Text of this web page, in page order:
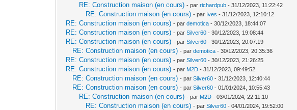
RE: Construction maison (en cours) - parrichardpub - 31/12/2023, 11:22:42
RE: Construction maison (en cours) - par Ives - 31/12/2023, 12:10:12
RE: Construction maison (en cours) - pardemotica - 30/12/2023, 18:44:07
RE: Construction maison (en cours) - parSilver60 - 30/12/2023, 19:08:44
RE: Construction maison (en cours) - parSilver60 - 30/12/2023, 20:07:19
RE: Construction maison (en cours) - pardemotica - 30/12/2023, 20:35:36
RE: Construction maison (en cours) - parSilver60 - 30/12/2023, 21:26:25
RE: Construction maison (en cours) - par M2D - 31/12/2023, 09:49:52
RE: Construction maison (en cours) - parSilver60 - 31/12/2023, 12:40:44
RE: Construction maison (en cours) - parSilver60 - 01/01/2024, 10:55:43
RE: Construction maison (en cours) - par M2D - 03/01/2024, 22:11:10
RE: Construction maison (en cours) - parSilver60 - 04/01/2024, 19:52:00